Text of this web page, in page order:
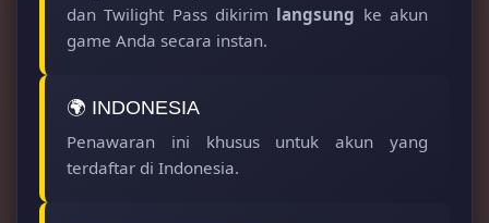
dan Twilight Pass dikirim langsung ke akun
game Anda secara instan.
🌍 INDONESIA
Penawaran ini khusus untuk akun yang
terdaftar di Indonesia.